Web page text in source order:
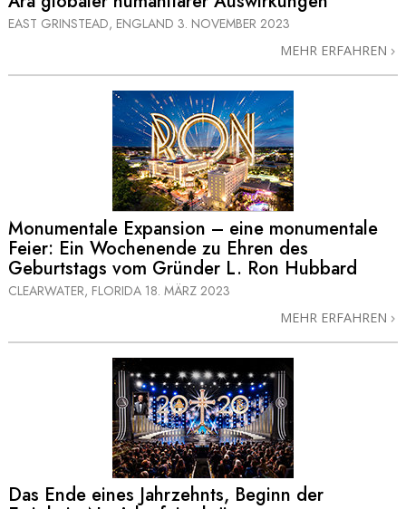
EAST GRINSTEAD, ENGLAND 3. NOVEMBER 2023
MEHR ERFAHREN
Monumentale Expansion – eine monumentale
Feier: Ein Wochenende zu Ehren des
Geburtstags vom Gründer L. Ron Hubbard
CLEARWATER, FLORIDA 18. MÄRZ 2023
MEHR ERFAHREN
Das Ende eines Jahrzehnts, Beginn der